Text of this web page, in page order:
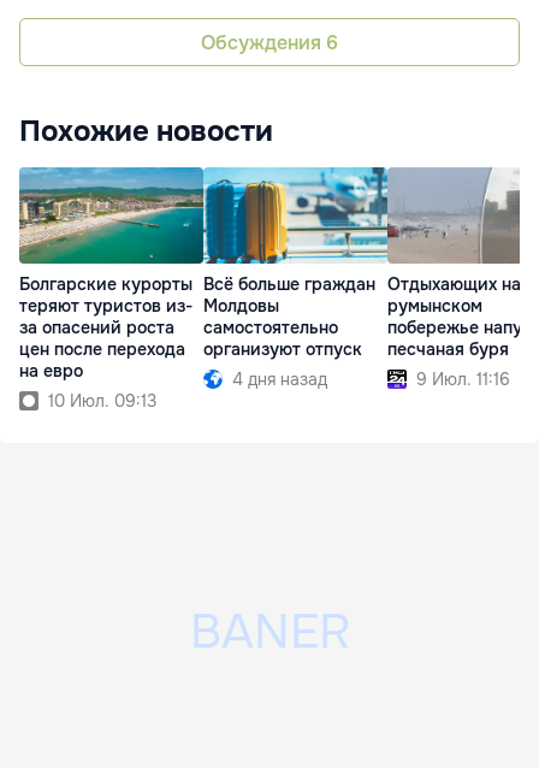
Обсуждения 6
Похожие новости
Болгарские курорты
теряют туристов из-
за опасений роста
цен после перехода
на евро
10 Июл. 09:13
Всё больше граждан
Молдовы
самостоятельно
организуют отпуск
4 дня назад
Отдыхающих на
румынском
побережье
песчаная буря
9 Июл. 11:16